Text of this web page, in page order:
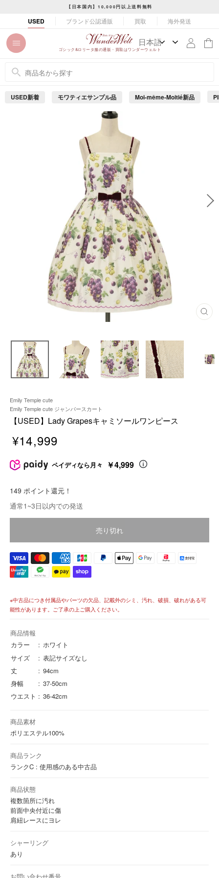
ン
ツ
イ
ド
止
め
【日本国内】10,000円以上送料無料
USED ブランド公認通販 買取 海外発送
ゴシック&ロリータ服の通販・買取はワンダーウェルト
USED新着 モワティエサンプル品 Moi-même-Moitié新品
閉
Emily Temple cute
Emily Temple cute ジャンパースカート
【USED】Lady Grapesキャミソールワンピース
売
格
価
格
¥14,999
ペイディなら月々 ￥4,999
149 ポイント還元！
通常1~3日以内での発送
売り切れ
※中古品につき付属品やパーツの欠品、記載外のシミ、汚れ、破損、破れがある可
能性があります。ご了承の上ご購入ください。
商品情報
カラー
ホワイト
サイズ
表記サイズなし
丈
94cm
身幅
37-50cm
ウエスト
36-42cm
商品素材
ポリエステル100%
商品ランク
ランクC : 使用感のある中古品
商品状態
複数箇所に汚れ
前面中央付近に傷
肩紐レースにヨレ
シャーリング
あり